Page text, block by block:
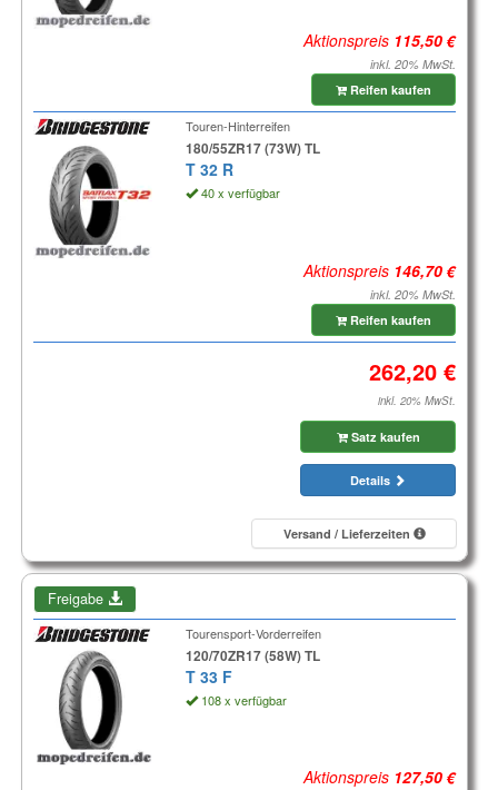
Aktionspreis
inkl. 20% MwSt.
Reifen kaufen
Touren-Hinterreifen
180/55ZR17 (73W) TL
T 32 R
40 x verfügbar
Aktionspreis
inkl. 20% MwSt.
Reifen kaufen
inkl. 20% MwSt.
Satz kaufen
Details
Versand / Lieferzeiten
Freigabe
Tourensport-Vorderreifen
120/70ZR17 (58W) TL
T 33 F
108 x verfügbar
Aktionspreis